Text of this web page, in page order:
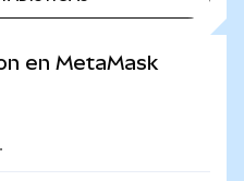
en MetaMask